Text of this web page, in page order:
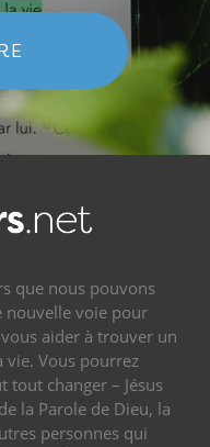
que nous pouvons
nouvelle voie pour
aider à trouver un
vie. Vous pourrez
changer – Jésus
la Parole de Dieu, la
personnes qui